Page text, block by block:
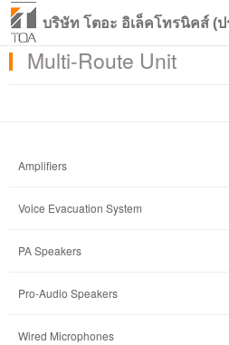
บริษัท โตอะ อิเล็คโทรนิคส์ (ป
Multi-Route Unit
Amplifiers
Voice Evacuation System
PA Speakers
Pro-Audio Speakers
Wired Microphones